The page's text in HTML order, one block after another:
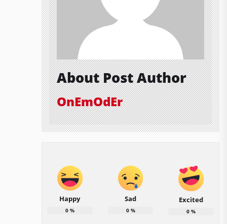
About Post Author
OnEmOdEr
Happy
0%
Sad
0%
Excited
0 %